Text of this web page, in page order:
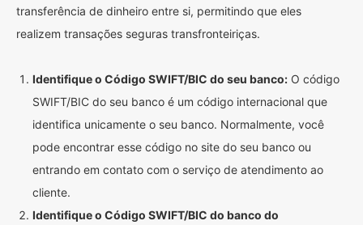
transferência de dinheiro entre si, permitindo que eles
realizem transações seguras transfronteiriças.
Identifique o Código SWIFT/BIC do seu banco: O código
SWIFT/BIC do seu banco é um código internacional que
identifica unicamente o seu banco. Normalmente, você
pode encontrar esse código no site do seu banco ou
entrando em contato com o serviço de atendimento ao
cliente.
Identifique o Código SWIFT/BIC do banco do